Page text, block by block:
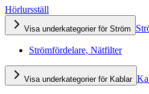
Hörlursställ
Visa underkategorier för Ström
Strömfördelare, Nätfilter
Visa underkategorier för Kablar